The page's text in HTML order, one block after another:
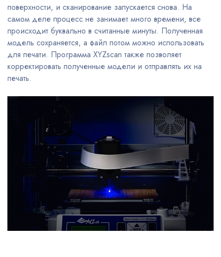
поверхности, и сканирование запускается снова. На
самом деле процесс не занимает много времени, все
происходит буквально в считанные минуты. Полученная
модель сохраняется, а файл потом можно использовать
для печати. Программа XYZscan также позволяет
корректировать полученные модели и отправлять их на
печать.